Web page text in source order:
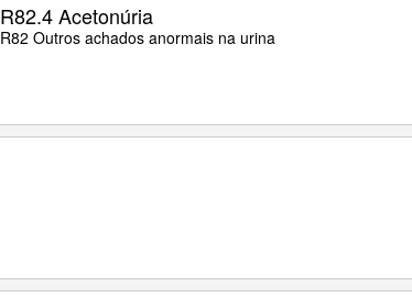
R82.4 Acetonúria
R82 Outros achados anormais na urina